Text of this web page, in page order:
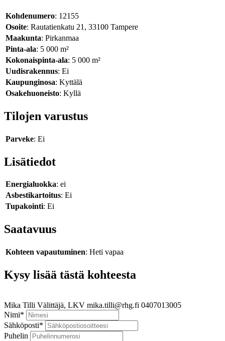
Kohdenumero: 12155
Osoite: Rautatienkatu 21, 33100 Tampere
Maakunta: Pirkanmaa
Pinta-ala: 5 000 m²
Kokonaispinta-ala: 5 000 m²
Uudisrakennus: Ei
Kaupunginosa: Kyttälä
Osakehuoneisto: Kyllä
Tilojen varustus
Parveke: Ei
Lisätiedot
Energialuokka: ei
Asbestikartoitus: Ei
Tupakointi: Ei
Saatavuus
Kohteen vapautuminen: Heti vapaa
Kysy lisää tästä kohteesta
Mika Tilli Välittäjä, LKV mika.tilli@rhg.fi 0407013005
Nimi*
Sähköposti*
Puhelin